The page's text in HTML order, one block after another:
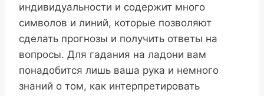
индивидуальности и содержит много
символов и линий, которые позволяют
сделать прогнозы и получить ответы на
вопросы. Для гадания на ладони вам
понадобится лишь ваша рука и немного
знаний о том, как интерпретировать